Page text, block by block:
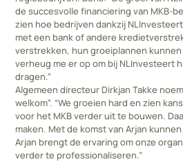
de succesvolle financiering van MKB-
zien hoe bedrijven dankzij
met een bank of andere
verstrekken, hun groeiplannen
verheug me er op om bij NLInvesteert
dragen.”
Algemeen directeur Dirkjan Takke
welkom”. “We groeien hard en zien
voor het MKB verder uit te bouwen.
maken. Met de komst van Arjan
Arjan brengt de ervaring om onze
verder te professionaliseren.”